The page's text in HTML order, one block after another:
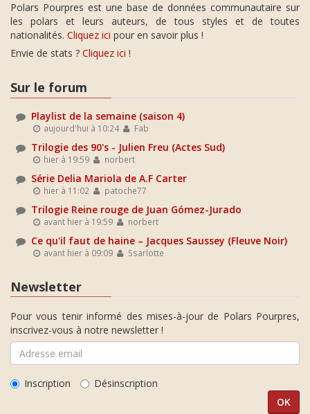
Polars Pourpres est une base de données communautaire sur
les polars et leurs auteurs, de tous styles et de toutes
nationalités. Cliquez ici pour en savoir plus !
Envie de stats ? Cliquez ici !
Sur le forum
Playlist de la semaine (saison 4)
aujourd'hui à 10:24 Fab
Trilogie des 90's - Julien Freu (Actes Sud)
hier à 19:59 norbert
Série Delia Mariola de A.F Carter
hier à 11:02 patoche77
Trilogie Reine rouge de Juan Gómez-Jurado
avant hier à 19:59 norbert
Ce qu'il faut de haine – Jacques Saussey (Fleuve Noir)
avant hier à 09:09 Ssarlotte
Newsletter
Pour vous tenir informé des mises-à-jour de Polars Pourpres,
inscrivez-vous à notre newsletter !
Inscription Désinscription